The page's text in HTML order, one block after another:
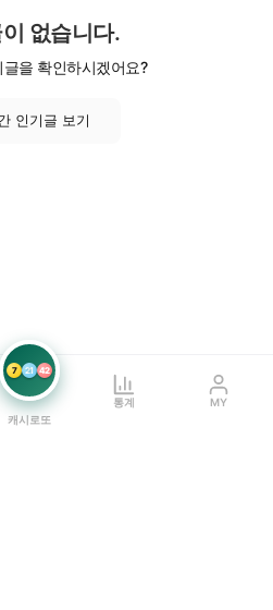
없습니다.
을 확인하시겠어요?
인기글 보기
7 21 42
캐시로또
통계 MY